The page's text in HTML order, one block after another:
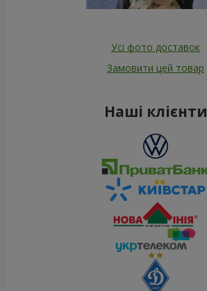
Усі фото доставок
Замовити цей товар
Наші клієнти